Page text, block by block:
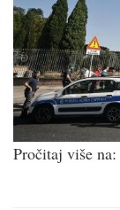
Pročitaj više na: